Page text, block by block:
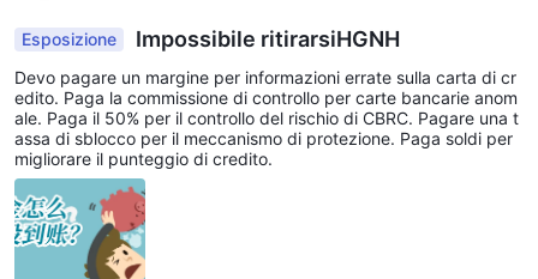
Esposizione Impossibile ritirarsiHGNH
Devo pagare un margine per informazioni errate sulla carta di cr
edito. Paga la commissione di controllo per carte bancarie anom
ale. Paga il 50% per il controllo del rischio di CBRC. Pagare una t
assa di sblocco per il meccanismo di protezione. Paga soldi per
migliorare il punteggio di credito.